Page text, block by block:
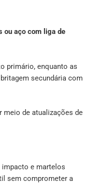
ou aço com liga de
primário, enquanto as
secundária com
meio de atualizações de
impacto e martelos
sem comprometer a